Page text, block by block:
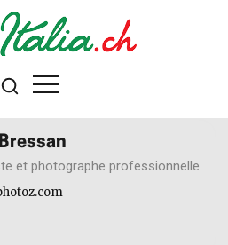
et photographe professionnelle